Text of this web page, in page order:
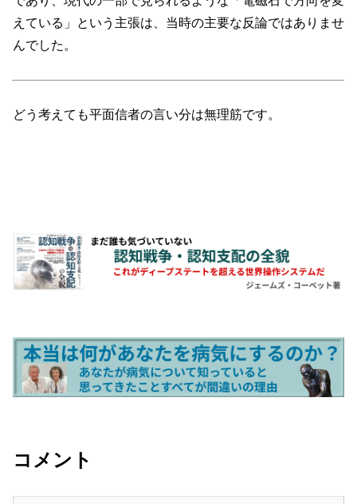
えている」という主張は、当時の主要な反論ではありませ
んでした。
どう考えても平面信者の言い分は無理筋です。
コメント